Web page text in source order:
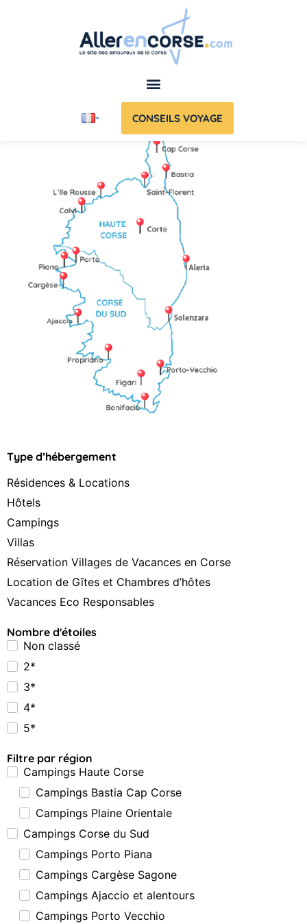
CONSEILS VOYAGE
Type d’hébergement
Résidences & Locations
Hôtels
Campings
Villas
Réservation Villages de Vacances en Corse
Location de Gîtes et Chambres d’hôtes
Vacances Eco Responsables
Nombre d'étoiles
Non classé
2*
3*
4*
5*
Filtre par région
Campings Haute Corse
Campings Bastia Cap Corse
Campings Plaine Orientale
Campings Corse du Sud
Campings Porto Piana
Campings Cargèse Sagone
Campings Ajaccio et alentours
Campings Porto Vecchio